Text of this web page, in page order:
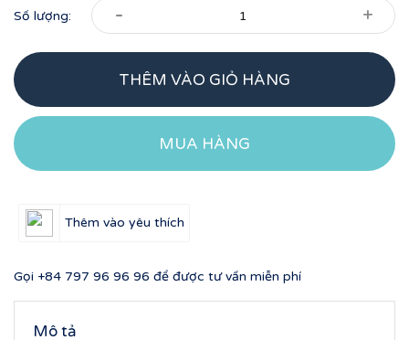
Số lượng: - +
THÊM VÀO GIỎ HÀNG
MUA HÀNG
Thêm vào yêu thích
Gọi +84 797 96 96 96 để được tư vấn miễn phí
Mô tả